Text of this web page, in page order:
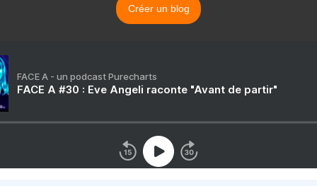
Créer un blog
FACE A - un podcast Purecharts
FACE A #30 : Eve Angeli raconte "Avant de partir"